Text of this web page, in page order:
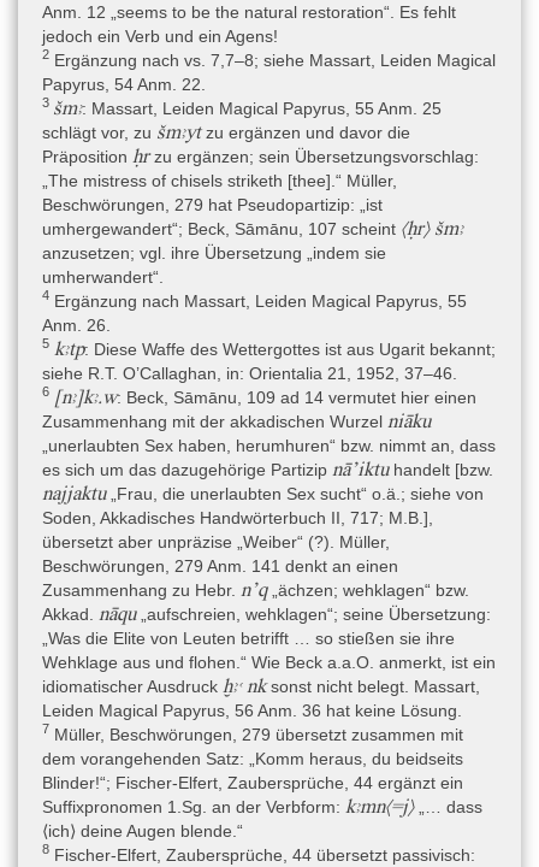
(Epochen und Dynastien) » Pharaonische Zeit » Neues Reich »
19. Dynastie
Die Datierung erfolgte nach paläographischen und sprachlichen
Kriterien (siehe im Detail Beck 2015, 99), wobei „Zeichenformen
ebenso wie orthographische Details […] für die frühe 19. (oder
sogar späteste 18.?) Dynastie“ sprechen, jedenfalls nicht für die
20. Dynastie (Quack 2019, 78, Anm. 3).
Textsorte
Sammelhandschrift
Inhalt
Die Mehrzahl der enthaltenen 14 Beschwörungen entfällt auf
Abwehrzauber gegen die (noch unidentifizierte) Krankheit
Samanu / Achu ( ꜥḫ.w ). Acht Beschwörungen sind zweimal
vorhanden, der Wortlaut ist zu großen Teilen identisch, zum Teil
werden nur die Krankheitsbegriffe ausgetauscht. In diesen Texten
kommt in erheblichem Maße vorderasiatisches Lehnvokabular
zum Einsatz (Götter, Toponyme; der Krankheitsbegriff Samanu ist
ein Lehnwort, Achu „Brand“ die ägyptische Übersetzung; vgl. noch
Fischer-Elfert 2011). Eine weitere, inhaltsverwandte Beschwörung
richtet sich gegen „Brennen auf dem Unterschenkel“ ( nzr ḫpr ḥr
; rt. 26,15–27,6), dazu eine gegen Fußschmerzen (rd.wj
mr=sn; vs. 23–24), eine gegen eine unbekannte Krankheit (rt.
25,1+x+2–26,2), dazu gibt es eine weitere zur Aktivierung der
Wirksamkeit eines Amulettes (rt. 27,7–28) und verschiedene
kleine Beschwörungen (vs. 25). Außerdem sind wenige
medizinische Rezepte, in Fragmenten, enthalten (rt. 26,3–12).
Die Überschrift der Handschrift ist nicht erhalten, die
Beschwörungen beginnen meist mit k.t šnt „andere
Beschwörung“ oder nurk.t „andere“ (vgl. Beck 2015, 99–100).
Anm. 12 „seems to be the natural restoration“. Es fehlt
jedoch ein Verb und ein Agens!
2 Ergänzung nach vs. 7,7–8; siehe Massart, Leiden Magical
Papyrus, 54 Anm. 22.
3 šmꜣ: Massart, Leiden Magical Papyrus, 55 Anm. 25
schlägt vor, zu šmꜣytzu ergänzen und davor die
Präposition ḥrzu ergänzen; sein Übersetzungsvorschlag:
„The mistress of chisels striketh [thee].“ Müller,
Beschwörungen, 279 hat Pseudopartizip: „ist
umhergewandert“; Beck, Sāmānu, 107 scheint ⟨ḥr⟩ šmꜣ
anzusetzen; vgl. ihre Übersetzung „indem sie
umherwandert“.
4 Ergänzung nach Massart, Leiden Magical Papyrus, 55
Anm. 26.
5 kꜣtp: Diese Waffe des Wettergottes ist aus Ugarit bekannt;
siehe R.T. O’Callaghan, in: Orientalia 21, 1952, 37–46.
6 [nꜣ]kꜣ.w: Beck, Sāmānu, 109 ad 14 vermutet hier einen
Zusammenhang mit der akkadischen Wurzel niāku
„unerlaubten Sex haben, herumhuren“ bzw. nimmt an, dass
es sich um das dazugehörige Partizip nā’iktuhandelt [bzw.
najjaktu„Frau, die unerlaubten Sex sucht“ o.ä.; siehe von
Soden, Akkadisches Handwörterbuch II, 717; M.B.],
übersetzt aber unpräzise „Weiber“ (?). Müller,
Beschwörungen, 279 Anm. 141 denkt an einen
Zusammenhang zu Hebr. n’q„ächzen; wehklagen“ bzw.
Akkad. nāqu„aufschreien, wehklagen“; seine Übersetzung:
„Was die Elite von Leuten betrifft … so stießen sie ihre
Wehklage aus und flohen.“ Wie Beck a.a.O. anmerkt, ist ein
idiomatischer Ausdruck ḫꜣꜥ nksonst nicht belegt. Massart,
Leiden Magical Papyrus, 56 Anm. 36 hat keine Lösung.
7 Müller, Beschwörungen, 279 übersetzt zusammen mit
dem vorangehenden Satz: „Komm heraus, du beidseits
Blinder!“; Fischer-Elfert, Zaubersprüche, 44 ergänzt ein
Suffixpronomen 1.Sg. an der Verbform: kꜣmn⟨=j⟩„… dass
⟨ich⟩ deine Augen blende.“
8 Fischer-Elfert, Zaubersprüche, 44 übersetzt passivisch: